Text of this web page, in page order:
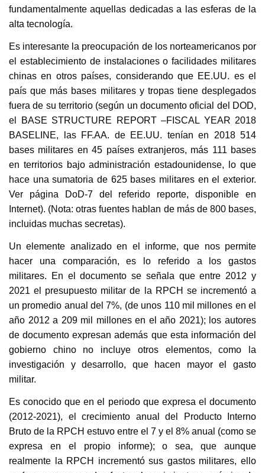
fundamentalmente aquellas dedicadas a las esferas de la
alta tecnología.
Es interesante la preocupación de los norteamericanos por
el establecimiento de instalaciones o facilidades militares
chinas en otros países, considerando que EE.UU. es el
país que más bases militares y tropas tiene desplegados
fuera de su territorio (según un documento oficial del DOD,
el BASE STRUCTURE REPORT –FISCAL YEAR 2018
BASELINE, las FF.AA. de EE.UU. tenían en 2018 514
bases militares en 45 países extranjeros, más 111 bases
en territorios bajo administración estadounidense, lo que
hace una sumatoria de 625 bases militares en el exterior.
Ver página DoD-7 del referido reporte, disponible en
Internet). (Nota: otras fuentes hablan de más de 800 bases,
incluidas muchas secretas).
Un elemente analizado en el informe, que nos permite
hacer una comparación, es lo referido a los gastos
militares. En el documento se señala que entre 2012 y
2021 el presupuesto militar de la RPCH se incrementó a
un promedio anual del 7%, (de unos 110 mil millones en el
año 2012 a 209 mil millones en el año 2021); los autores
de documento expresan además que esta información del
gobierno chino no incluye otros elementos, como la
investigación y desarrollo, que hacen mayor el gasto
militar.
Es conocido que en el periodo que expresa el documento
(2012-2021), el crecimiento anual del Producto Interno
Bruto de la RPCH estuvo entre el 7 y el 8% anual (como se
expresa en el propio informe); o sea, que aunque
realmente la RPCH incrementó sus gastos militares, ello